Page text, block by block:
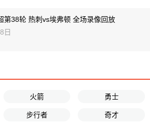
第38轮 热刺vs埃弗顿 全场录像回放
日
火箭 勇士
步行者 奇才